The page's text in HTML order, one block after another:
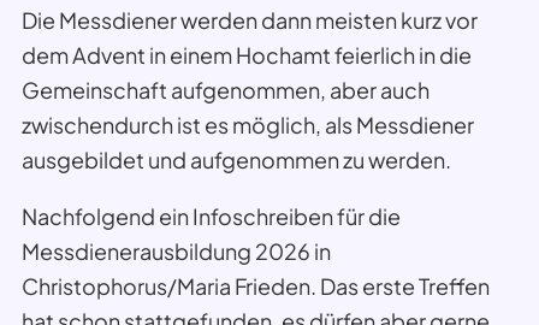
Die Messdiener werden dann meisten kurz vor
dem Advent in einem Hochamt feierlich in die
Gemeinschaft aufgenommen, aber auch
zwischendurch ist es möglich, als Messdiener
ausgebildet und aufgenommen zu werden.
Nachfolgend ein Infoschreiben für die
Messdienerausbildung 2026 in
Christophorus/Maria Frieden. Das erste Treffen